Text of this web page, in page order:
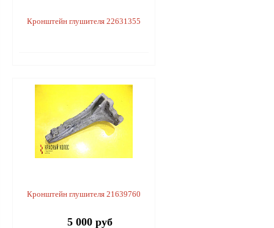
Кронштейн глушителя 22631355
Кронштейн глушителя 21639760
5 000 руб